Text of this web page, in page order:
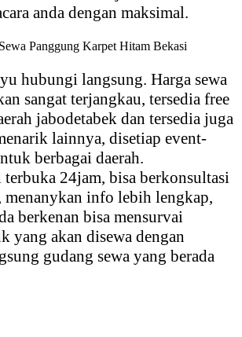
anda dengan maksimal.
hubungi langsung. Harga sewa
sangat terjangkau, tersedia free
jabodetabek dan tersedia juga
lainnya, disetiap event-
berbagai daerah.
terbuka 24jam, bisa berkonsultasi
info lebih lengkap,
berkenan bisa mensurvai
yang akan disewa dengan
gudang sewa yang berada